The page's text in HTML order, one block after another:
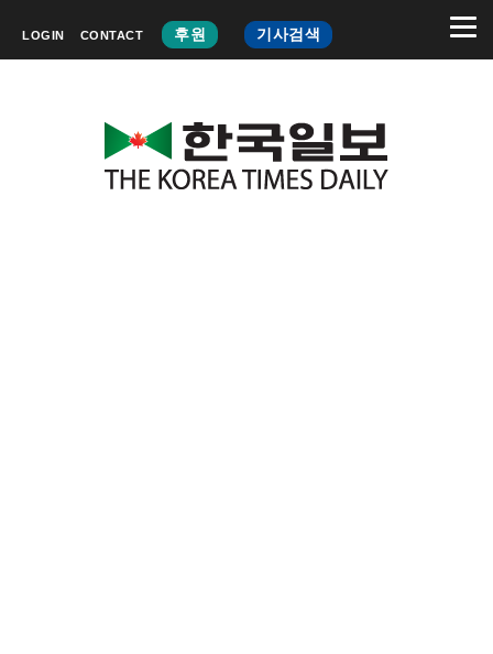
LOGIN CONTACT 후원 기사검색